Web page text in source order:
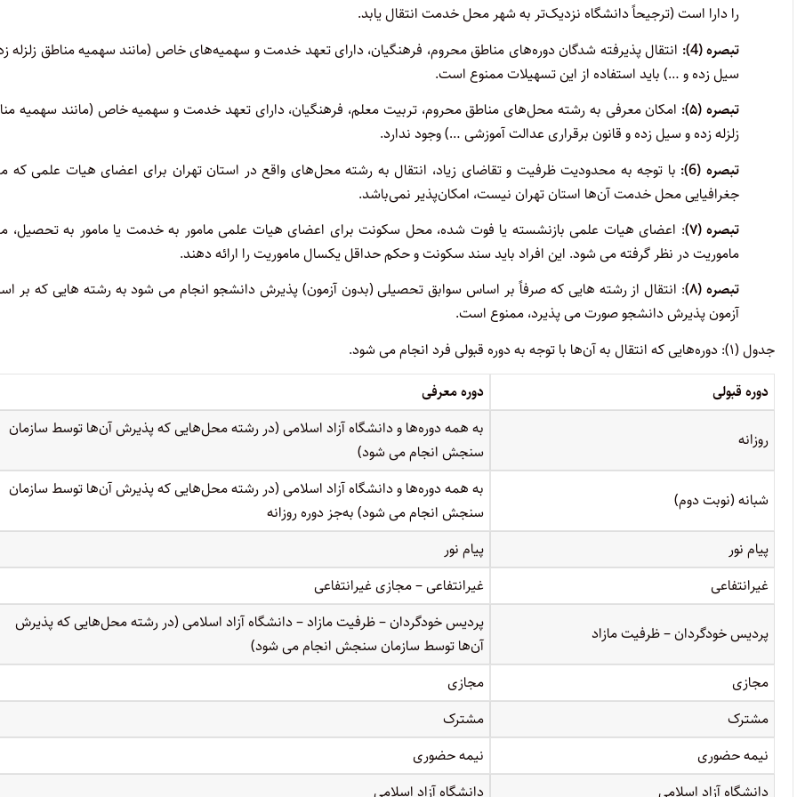
را دارا است (ترجیحاً دانشگاه نزدیک‌تر به شهر محل خدمت انتقال یابد.
تبصره(4):
انتقال پذیرفته شدگان دوره‌های مناطق محروم، فرهنگیان، دارای تعهد خدمت و سهمیه‌های خاص (مانند سهمیه مناطق زلزله
سیل زده و …) باید استفاده از این تسهیلات ممنوع است.
تبصره (۵) : امکان معرفی به رشته محل‌های مناطق محروم، تربیت معلم، فرهنگیان، دارای تعهد خدمت و سهمیه خاص (مانند سهمیه
زلزله زده و سیل زده و قانون برقراری عدالت آموزشی …) وجود ندارد.
تبصره (6):
با توجه به محدودیت ظرفیت و تقاضای زیاد، انتقال به رشته محل‌های واقع در استان تهران برای اعضای هیات علمی که
جغرافیایی محل خدمت آن‌ها استان تهران نیست، امکان‌پذیر نمی‌باشد.
تبصره (۷) : اعضای هیات علمی بازنشسته یا فوت شده، محل سکونت برای اعضای هیات علمی مامور به خدمت یا مامور به تحصیل،
ماموریت در نظر گرفته می شود. این افراد باید سند سکونت و حکم حداقل یکسال ماموریت را ارائه دهند.
تبصره (۸) : انتقال از رشته هایی که صرفاً بر اساس سوابق تحصیلی (بدون آزمون) پذیرش دانشجو انجام می شود به رشته هایی که بر
آزمون پذیرش دانشجو صورت می پذیرد، ممنوع است.
جدول (۱): دوره‌هایی که انتقال به آن‌ها با توجه به دوره قبولی فرد انجام می شود.
دوره قبولی
دوره معرفی
روزانه
به همه دوره‌ها و دانشگاه آزاد اسلامی (در رشته محل‌هایی که پذیرش آن‌ها توسط سازمان
سنجش انجام می شود)
شبانه (نوبت دوم)
به همه دوره‌ها و دانشگاه آزاد اسلامی (در رشته محل‌هایی که پذیرش آن‌ها توسط سازمان
سنجش انجام می شود) به‌جز دوره روزانه
پیام نور
پیام نور
غیرانتفاعی
غیرانتفاعی – مجازی غیرانتفاعی
پردیس خودگردان – ظرفیت مازاد
پردیس خودگردان – ظرفیت مازاد – دانشگاه آزاد اسلامی (در رشته محل‌هایی که پذیرش
آن‌ها توسط سازمان سنجش انجام می شود)
مجازی
مجازی
مشترک
مشترک
نیمه حضوری
نیمه حضوری
دانشگاه آزاد اسلامی
دانشگاه آزاد اسلامی